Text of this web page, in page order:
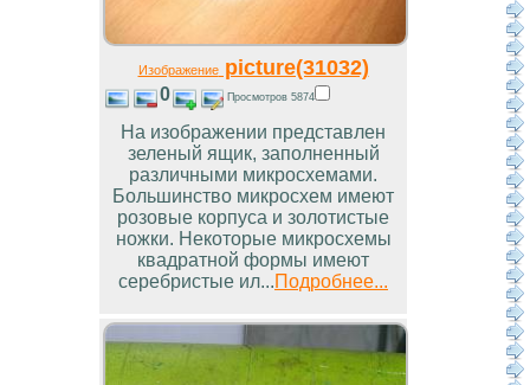
Изображениеpicture(31032)
0 Просмотров 5874
На изображении представлен
зеленый ящик, заполненный
различными микросхемами.
Большинство микросхем имеют
розовые корпуса и золотистые
ножки. Некоторые микросхемы
квадратной формы имеют
серебристые ил...Подробнее...